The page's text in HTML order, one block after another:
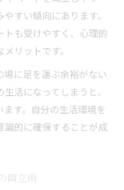
すい傾向にあります。
も受けやすく、心理的
リットです。
に足を運ぶ余裕がない
活になってしまうと、
す。自分の生活環境を
識的に確保することが成
両立術